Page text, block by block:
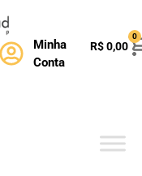
Minha
Conta
R$0,00
0